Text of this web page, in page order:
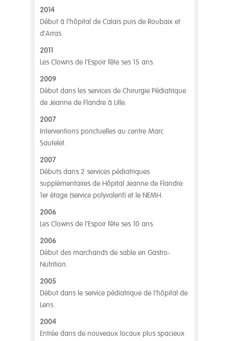
2014
Début à l’hôpital de Calais puis de Roubaix et
d’Arras.
2011
Les Clowns de l’Espoir fête ses 15 ans.
2009
Début dans les services de Chirurgie Pédiatrique
de Jeanne de Flandre à Lille.
2007
Interventions ponctuelles au centre Marc
Sautelet.
2007
Débuts dans 2 services pédiatriques
supplémentaires de Hôpital Jeanne de Flandre:
1er étage (service polyvalent) et le NEMH.
2006
Les Clowns de l’Espoir fête ses 10 ans.
2006
Début des marchands de sable en Gastro-
Nutrition.
2005
Début dans le service pédiatrique de l’hôpital de
Lens.
2004
Entrée dans de nouveaux locaux plus spacieux